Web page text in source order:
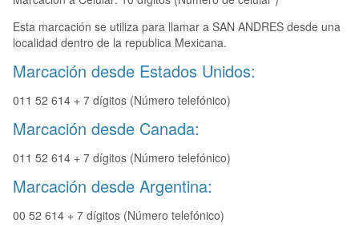
Esta marcación se utiliza para llamar a SAN ANDRES desde una
localidad dentro de la republica Mexicana.
Marcación desde Estados Unidos:
011 52 614 + 7 dígitos (Número telefónico)
Marcación desde Canada:
011 52 614 + 7 dígitos (Número telefónico)
Marcación desde Argentina:
00 52 614 + 7 dígitos (Número telefónico)